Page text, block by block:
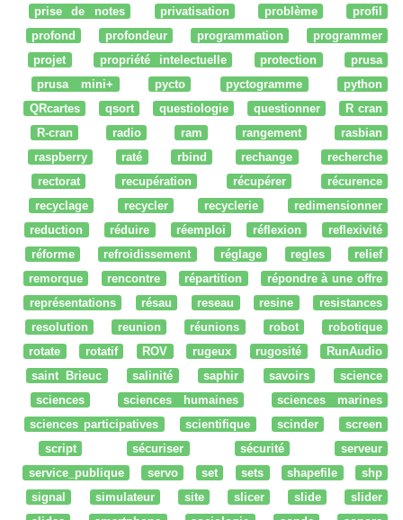
prise de notes
privatisation problème
profil
profond
profondeur programmation
programmer
projet
propriété intelectuelle protection
prusa
prusa mini+
pycto pyctogramme
python
QRcartes
qsort questiologie questionner
R cran
R-cran
radio ram rangement
rasbian
raspberry
raté rbind rechange
recherche
rectorat
recupération récupérer
récurence
recyclage
recycler recyclerie
redimensionner
reduction
réduire réemploi réflexion
reflexivité
réforme
refroidissement réglage regles
relief
remorque
rencontre répartition
répondre à une offre
représentations
résau reseau resine
resistances
resolution
reunion réunions robot
robotique
rotate
rotatif ROV rugeux rugosité
RunAudio
saint Brieuc
salinité saphir savoirs
science
sciences
sciences humaines
sciences marines
sciences participatives
scientifique scinder
screen
script
sécuriser sécurité
serveur
service_publique
servo set sets shapefile
shp
signal
simulateur site slicer slide
slider